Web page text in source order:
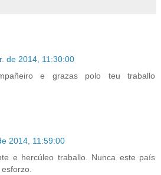
de 2014, 11:30:00
e grazas polo teu traballo
2014, 11:59:00
e hercúleo traballo. Nunca este país